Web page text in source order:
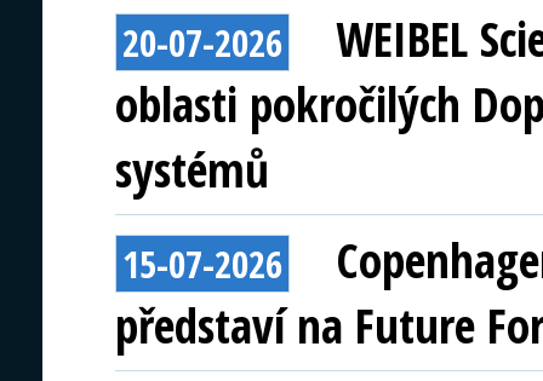
20-07-2026
WEIBEL
oblasti pokročilých
systémů
15-07-2026
představí na Future